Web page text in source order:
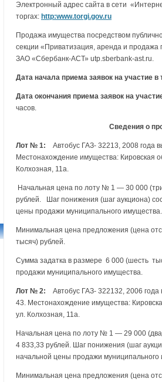
Электронный адрес сайта в сети
торгах: http:www.torgi.gov.ru
Продажа имущества посредством
секции «Приватизация, аренда и
ЗАО «Сбербанк-АСТ» utp.sberbank-ast.ru.
Дата начала приема заявок на участие в
Дата окончания приема заявок на
часов.
Сведения о
Лот № 1:
Автобус ГАЗ- 32213, 2008 года
Местонахождение имущества: Кировская
Колхозная, 11а.
Начальная цена по лоту № 1 — 30 000
рублей. Шаг понижения (шаг аукциона)
цены продажи муниципального имущества.
Минимальная цена предложения (цена
тысяч) рублей.
Сумма задатка в размере 6 000 (шесть
продажи муниципального имущества.
Лот № 2:
Автобус ГАЗ- 322132, 2006
43. Местонахождение имущества:
ул. Колхозная, 11а.
Начальная цена по лоту № 1 — 29 000
4 833,33 рублей. Шаг понижения (шаг
начальной цены продажи муниципального
Минимальная цена предложения (цена